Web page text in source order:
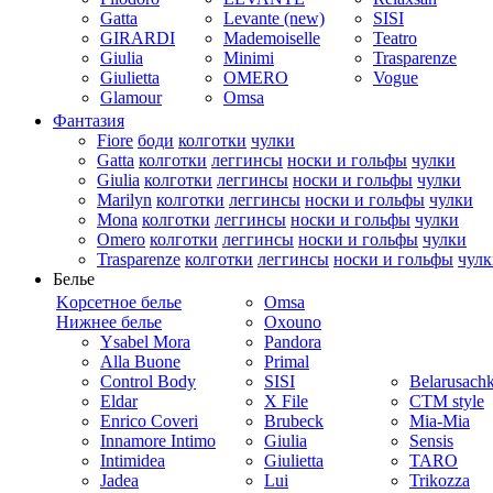
Gatta
GIRARDI
Giulia
Giulietta
Glamour
Levante (new)
Mademoiselle
Minimi
OMERO
Omsa
SISI
Teatro
Trasparenze
Vogue
Фантазия
Fiore боди колготки чулки
Gatta колготки леггинсы носки и гольфы чулки
Giulia колготки леггинсы носки и гольфы чулки
Marilyn колготки леггинсы носки и гольфы чулки
Mona колготки леггинсы носки и гольфы чулки
Omero колготки леггинсы носки и гольфы чулки
Trasparenze колготки леггинсы носки и гольфы
Белье
Kорсетное белье
Нижнее белье
Ysabel Mora
Alla Buone
Control Body
Eldar
Enrico Coveri
Innamore Intimo
Intimidea
Jadea
Omsa
Oxouno
Pandora
Primal
SISI
X File
Brubeck
Giulia
Giulietta
Lui
CTM style
Mia-Mia
Sensis
TARO
Trikozza